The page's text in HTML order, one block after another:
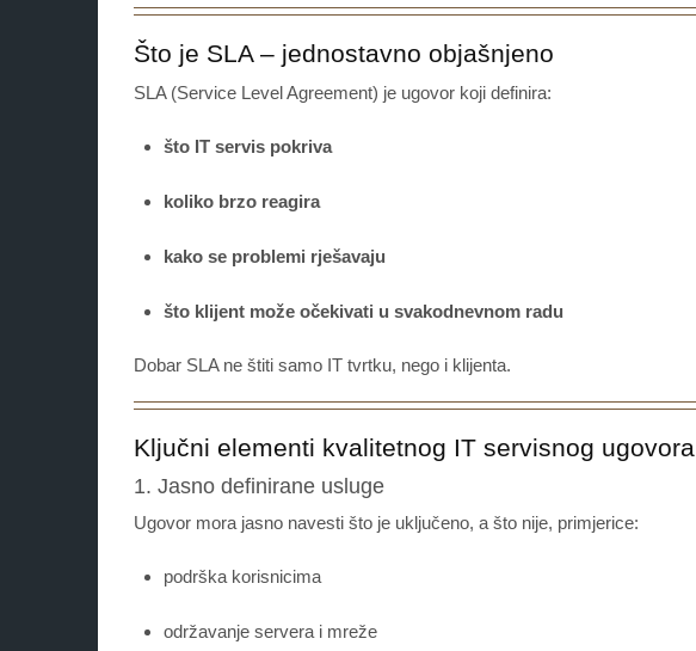
Što je SLA – jednostavno objašnjeno
SLA (Service Level Agreement) je ugovor koji definira:
što IT servis pokriva
koliko brzo reagira
kako se problemi rješavaju
što klijent može očekivati u svakodnevnom radu
Dobar SLA ne štiti samo IT tvrtku, nego i klijenta.
Ključni elementi kvalitetnog IT servisnog ugovora
1. Jasno definirane usluge
Ugovor mora jasno navesti što je uključeno, a što nije, primjerice:
podrška korisnicima
održavanje servera i mreže